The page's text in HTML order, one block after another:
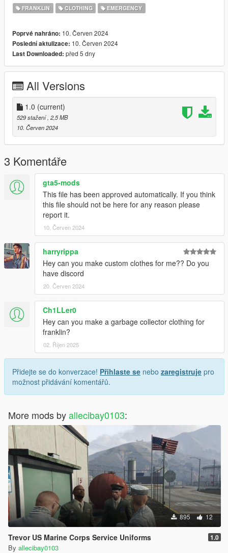
FRANKLIN CLOTHING EMERGENCY
Poprvé nahráno: 10. Červen 2024
Poslední aktulizace: 10. Červen 2024
Last Downloaded: před 5 dny
All Versions
1.0 (current)
529 stažení , 2,5 MB
10. Červen 2024
3 Komentáře
gta5-mods
This file has been approved automatically. If you think
this file should not be here for any reason please
report it.
10. Červen 2024
harryrippa
Hey can you make custom clothes for me?? Do you
have discord
20. Červen 2024
Ch1LLer0
Hey can you make a garbage collector clothing for
franklin?
02. Říjen 2025
Přidejte se do konverzace! Přihlaste se nebo zaregistruje pro
možnost přidávání komentářů.
More mods byallecibay0103:
895 12
Trevor US Marine Corps Service Uniforms 1.0
By allecibay0103